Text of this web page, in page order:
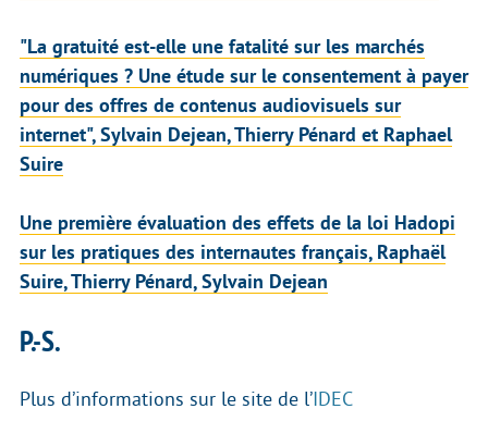
"La gratuité est-elle une fatalité sur les marchés
numériques ? Une étude sur le consentement à payer
pour des offres de contenus audiovisuels sur
internet", Sylvain Dejean, Thierry Pénard et Raphael
Suire
Une première évaluation des effets de la loi Hadopi
sur les pratiques des internautes français, Raphaël
Suire, Thierry Pénard, Sylvain Dejean
P.-S.
Plus d’informations sur le site de l’IDEC